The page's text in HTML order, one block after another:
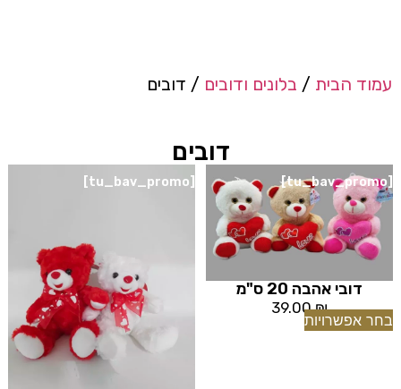
עמוד הבית / בלונים ודובים / דובים
דובים
[tu_bav_promo]
דובי אהבה 20 ס"מ
39.00₪
בחר אפשרויות
[tu_bav_promo]